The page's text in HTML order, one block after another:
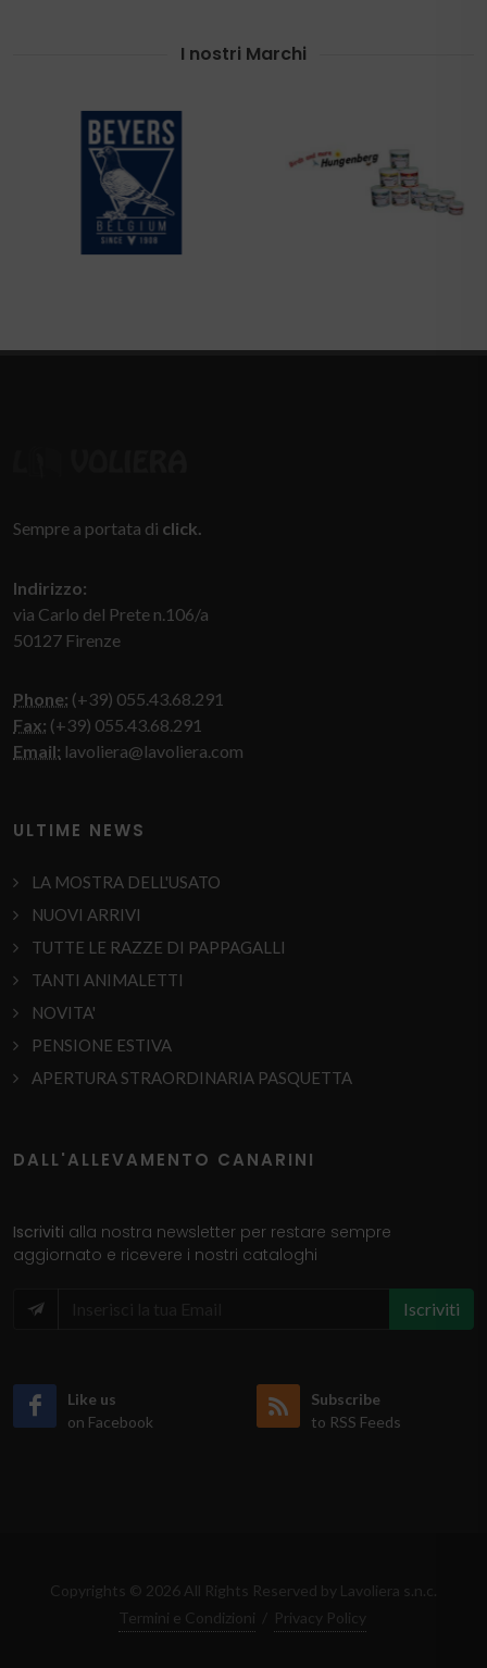
I nostri Marchi
Sempre a portata di click.
Indirizzo:
via Carlo del Prete n.106/a
50127 Firenze
Phone: (+39) 055.43.68.291
Fax: (+39) 055.43.68.291
Email: lavoliera@lavoliera.com
ULTIME NEWS
LA MOSTRA DELL'USATO
NUOVI ARRIVI
TUTTE LE RAZZE DI PAPPAGALLI
TANTI ANIMALETTI
NOVITA'
PENSIONE ESTIVA
APERTURA STRAORDINARIA PASQUETTA
DALL'ALLEVAMENTO CANARINI
Iscriviti alla nostra newsletter per restare sempre
aggiornato e ricevere i nostri cataloghi
Iscriviti
Like us
on Facebook
Subscribe
to RSS Feeds
Copyrights © 2026 All Rights Reserved by Lavoliera s.n.c.
Termini e Condizioni
Privacy Policy